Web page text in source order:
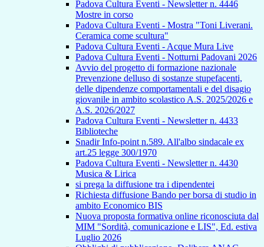
Padova Cultura Eventi - Newsletter n. 4446
Mostre in corso
Padova Cultura Eventi - Mostra "Toni Liverani.
Ceramica come scultura"
Padova Cultura Eventi - Acque Mura Live
Padova Cultura Eventi - Notturni Padovani 2026
Avvio del progetto di formazione nazionale
Prevenzione delluso di sostanze stupefacenti,
delle dipendenze comportamentali e del disagio
giovanile in ambito scolastico A.S. 2025/2026 e
A.S. 2026/2027
Padova Cultura Eventi - Newsletter n. 4433
Biblioteche
Snadir Info-point n.589. All'albo sindacale ex
art.25 legge 300/1970
Padova Cultura Eventi - Newsletter n. 4430
Musica & Lirica
si prega la diffusione tra i dipendentei
Richiesta diffusione Bando per borsa di studio in
ambito Economico BIS
Nuova proposta formativa online riconosciuta dal
MIM "Sordità, comunicazione e LIS", Ed. estiva
Luglio 2026